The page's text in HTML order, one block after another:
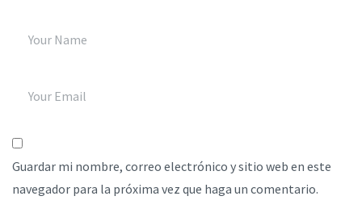
Guardar mi nombre, correo electrónico y sitio web en este
navegador para la próxima vez que haga un comentario.